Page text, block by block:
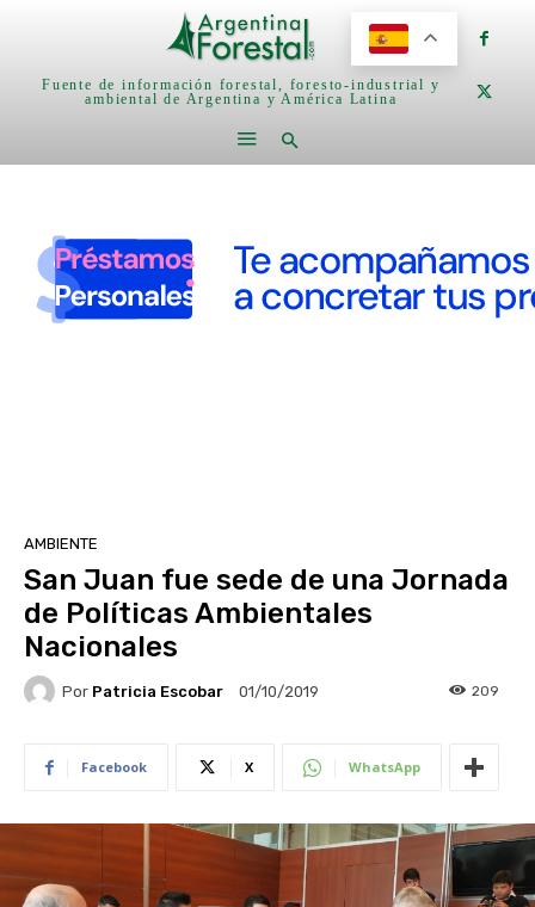
Fuente de información forestal, foresto-industrial y
ambiental de Argentina y América Latina
AMBIENTE
San Juan fue sede de una Jornada
de Políticas Ambientales
Nacionales
Por Patricia Escobar 01/10/2019 209
Facebook X WhatsApp